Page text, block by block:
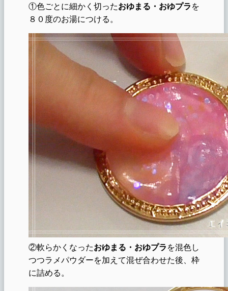
①色ごとに細かく切ったおゆまる・おゆプラ を
８０度のお湯につける。
②軟らかくなったおゆまる・おゆプラ を混色し
つつラメパウダーを加えて混ぜ合わせた後、枠
に詰める。